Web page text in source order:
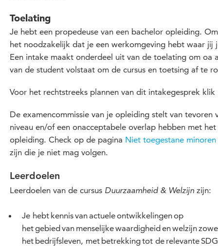
Toelating
Je hebt een propedeuse van een bachelor opleiding. O
het noodzakelijk dat je een werkomgeving hebt waar jij
Een intake maakt onderdeel uit van de toelating om oa
van de student volstaat om de cursus en toetsing af te
Voor het rechtstreeks plannen van dit intakegesprek klik
De examencommissie van je opleiding stelt van
niveau en/of een onacceptabele overlap hebben met
opleiding. Check op de pagina Niet toegestane minoren
zijn die je niet mag volgen.
Leerdoelen
Leerdoelen van de cursus Duurzaamheid & Welzijn zijn:
Je hebt kennis van actuele ontwikkelingen op
het gebied van menselijke waardigheid en welzijn
het bedrijfsleven, met betrekking tot de relevante